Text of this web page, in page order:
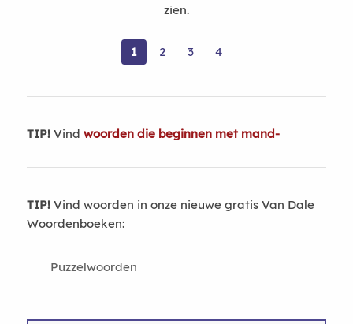
zien.
1 2 3 4
TIP!Vind woorden die beginnen met mand-
TIP!Vind woorden in onze nieuwe gratis Van Dale
Woordenboeken:
Puzzelwoorden